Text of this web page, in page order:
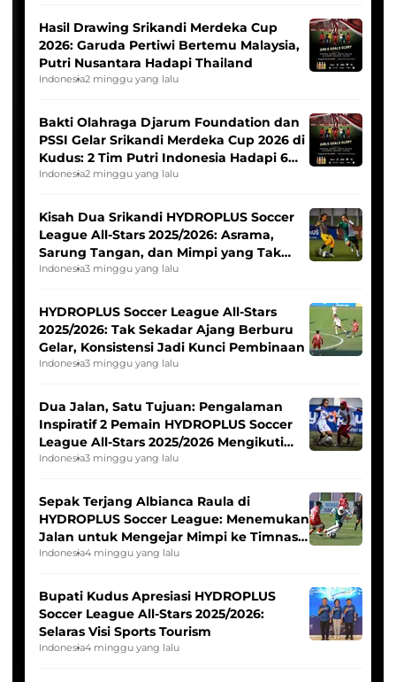
Hasil Drawing Srikandi Merdeka Cup
2026: Garuda Pertiwi Bertemu Malaysia,
Putri Nusantara Hadapi Thailand
Indonesia2 minggu yang lalu
Bakti Olahraga Djarum Foundation dan
PSSI Gelar Srikandi Merdeka Cup 2026 di
Kudus: 2 Tim Putri Indonesia Hadapi 6
Tim Asia
Indonesia2 minggu yang lalu
Kisah Dua Srikandi HYDROPLUS Soccer
League All-Stars 2025/2026: Asrama,
Sarung Tangan, dan Mimpi yang Tak
Pernah Padam
Indonesia3 minggu yang lalu
HYDROPLUS Soccer League All-Stars
2025/2026: Tak Sekadar Ajang Berburu
Gelar, Konsistensi Jadi Kunci Pembinaan
Indonesia3 minggu yang lalu
Dua Jalan, Satu Tujuan: Pengalaman
Inspiratif 2 Pemain HYDROPLUS Soccer
League All-Stars 2025/2026 Mengikuti
Seleksi Timnas Indonesia Putri
Indonesia3 minggu yang lalu
Sepak Terjang Albianca Raula di
HYDROPLUS Soccer League: Menemukan
Jalan untuk Mengejar Mimpi ke Timnas
Indonesia Putri
Indonesia4 minggu yang lalu
Bupati Kudus Apresiasi HYDROPLUS
Soccer League All-Stars 2025/2026:
Selaras Visi Sports Tourism
Indonesia4 minggu yang lalu